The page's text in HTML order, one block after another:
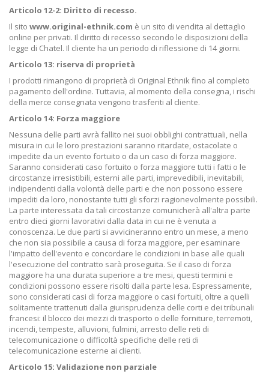
Articolo 12-2: Diritto di recesso.
Il sito www.original-ethnik.com è un sito di vendita al dettaglio
online per privati. Il diritto di recesso secondo le disposizioni della
legge di Chatel. Il cliente ha un periodo di riflessione di 14 giorni.
Articolo 13: riserva di proprietà
I prodotti rimangono di proprietà di Original Ethnik fino al completo
pagamento dell'ordine. Tuttavia, al momento della consegna, i rischi
della merce consegnata vengono trasferiti al cliente.
Articolo 14: Forza maggiore
Nessuna delle parti avrà fallito nei suoi obblighi contrattuali, nella
misura in cui le loro prestazioni saranno ritardate, ostacolate o
impedite da un evento fortuito o da un caso di forza maggiore.
Saranno considerati caso fortuito o forza maggiore tutti i fatti o le
circostanze irresistibili, esterni alle parti, imprevedibili, inevitabili,
indipendenti dalla volontà delle parti e che non possono essere
impediti da loro, nonostante tutti gli sforzi ragionevolmente possibili.
La parte interessata da tali circostanze comunicherà all'altra parte
entro dieci giorni lavorativi dalla data in cui ne è venuta a
conoscenza. Le due parti si avvicineranno entro un mese, a meno
che non sia possibile a causa di forza maggiore, per esaminare
l'impatto dell'evento e concordare le condizioni in base alle quali
l'esecuzione del contratto sarà proseguita. Se il caso di forza
maggiore ha una durata superiore a tre mesi, questi termini e
condizioni possono essere risolti dalla parte lesa. Espressamente,
sono considerati casi di forza maggiore o casi fortuiti, oltre a quelli
solitamente trattenuti dalla giurisprudenza delle corti e dei tribunali
francesi: il blocco dei mezzi di trasporto o delle forniture, terremoti,
incendi, tempeste, alluvioni, fulmini, arresto delle reti di
telecomunicazione o difficoltà specifiche delle reti di
telecomunicazione esterne ai clienti.
Articolo 15: Validazione non parziale